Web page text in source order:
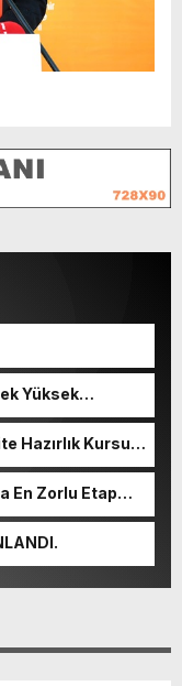
Yüksek
Hazırlık Kursu
En Zorlu Etap